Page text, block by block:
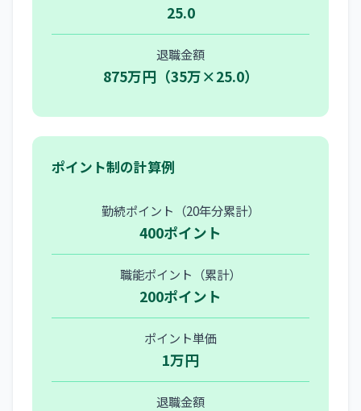
25.0
退職金額
875万円（35万×25.0）
ポイント制の計算例
勤続ポイント（20年分累計）
400ポイント
職能ポイント（累計）
200ポイント
ポイント単価
1万円
退職金額